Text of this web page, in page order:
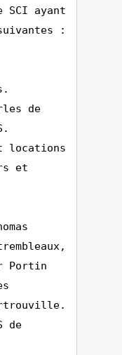
ayant
:
de
locations
et
Portin
de